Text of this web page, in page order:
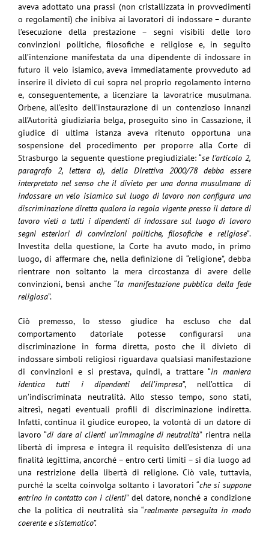
aveva adottato una prassi (non cristallizzata in provvedimenti
o regolamenti) che inibiva ai lavoratori di indossare – durante
l’esecuzione della prestazione – segni visibili delle loro
convinzioni politiche, filosofiche e religiose e, in seguito
all’intenzione manifestata da una dipendente di indossare in
futuro il velo islamico, aveva immediatamente provveduto ad
inserire il divieto di cui sopra nel proprio regolamento interno
e, conseguentemente, a licenziare la lavoratrice musulmana.
Orbene, all’esito dell’instaurazione di un contenzioso innanzi
all’Autorità giudiziaria belga, proseguito sino in Cassazione, il
giudice di ultima istanza aveva ritenuto opportuna una
sospensione del procedimento per proporre alla Corte di
Strasburgo la seguente questione pregiudiziale: “se l’articolo 2,
paragrafo 2, lettera a), della Direttiva 2000/78 debba essere
interpretato nel senso che il divieto per una donna musulmana di
indossare un velo islamico sul luogo di lavoro non configura una
discriminazione diretta qualora la regola vigente presso il datore di
lavoro vieti a tutti i dipendenti di indossare sul luogo di lavoro
segni esteriori di convinzioni politiche, filosofiche e religiose”.
Investita della questione, la Corte ha avuto modo, in primo
luogo, di affermare che, nella definizione di “religione”, debba
rientrare non soltanto la mera circostanza di avere delle
convinzioni, bensì anche “la manifestazione pubblica della fede
religiosa”.
Ciò premesso, lo stesso giudice ha escluso che dal
comportamento datoriale potesse configurarsi una
discriminazione in forma diretta, posto che il divieto di
indossare simboli religiosi riguardava qualsiasi manifestazione
di convinzioni e si prestava, quindi, a trattare “in maniera
identica tutti i dipendenti dell’impresa”, nell’ottica di
un’indiscriminata neutralità. Allo stesso tempo, sono stati,
altresì, negati eventuali profili di discriminazione indiretta.
Infatti, continua il giudice europeo, la volontà di un datore di
lavoro “di dare ai clienti un’immagine di neutralità” rientra nella
libertà di impresa e integra il requisito dell’esistenza di una
finalità legittima, ancorché – entro certi limiti – si dia luogo ad
una restrizione della libertà di religione. Ciò vale, tuttavia,
purché la scelta coinvolga soltanto i lavoratori “che si suppone
entrino in contatto con i clienti” del datore, nonché a condizione
che la politica di neutralità sia “realmente perseguita in modo
coerente e sistematico”.